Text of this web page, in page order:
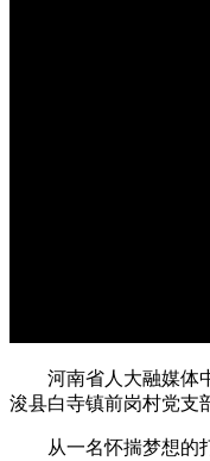
河南省人大融媒体中
浚县白寺镇前岗村党支
从一名怀揣梦想的打